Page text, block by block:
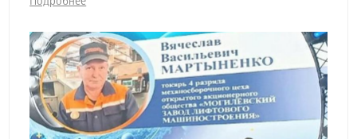
Подробнее